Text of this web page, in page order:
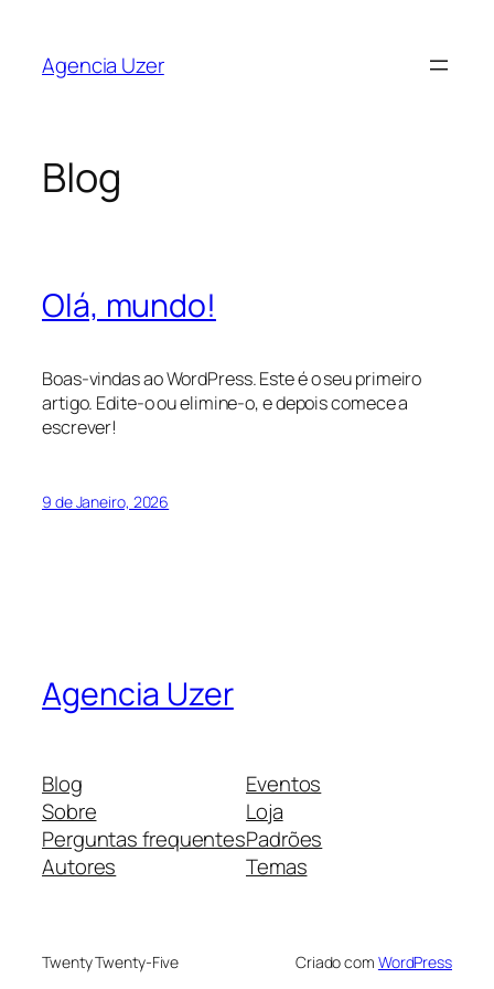
Agencia Uzer
Blog
Olá, mundo!
Boas-vindas ao WordPress. Este é o seu primeiro
artigo. Edite-o ou elimine-o, e depois comece a
escrever!
9 de Janeiro, 2026
Agencia Uzer
Blog
Sobre
Perguntas frequentes
Autores
Eventos
Loja
Padrões
Temas
Twenty Twenty-Five Criado com WordPress